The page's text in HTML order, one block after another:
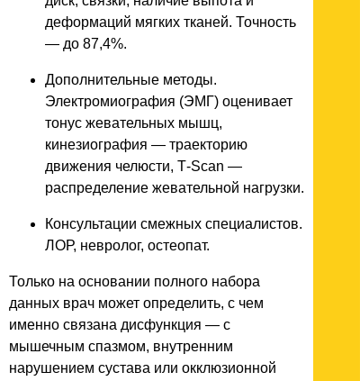
деформаций мягких тканей. Точность
— до 87,4%.
Дополнительные методы.
Электромиография (ЭМГ) оценивает
тонус жевательных мышц,
кинезиография — траекторию
движения челюсти, T‑Scan —
распределение жевательной нагрузки.
Консультации смежных специалистов.
ЛОР, невролог, остеопат.
Только на основании полного набора
данных врач может определить, с чем
именно связана дисфункция — с
мышечным спазмом, внутренним
нарушением сустава или окклюзионной